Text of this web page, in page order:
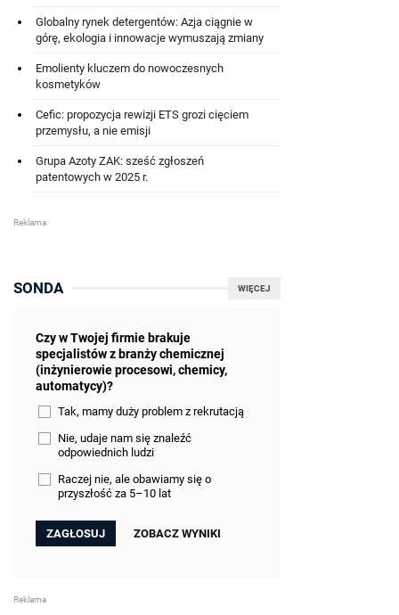
Globalny rynek detergentów: Azja ciągnie w
górę, ekologia i innowacje wymuszają zmiany
Emolienty kluczem do nowoczesnych
kosmetyków
Cefic: propozycja rewizji ETS grozi cięciem
przemysłu, a nie emisji
Grupa Azoty ZAK: sześć zgłoszeń
patentowych w 2025 r.
WIĘCEJ
SONDA
Czy w Twojej firmie brakuje
specjalistów z branży chemicznej
(inżynierowie procesowi, chemicy,
automatycy)?
Tak, mamy duży problem z rekrutacją
Nie, udaje nam się znaleźć
odpowiednich ludzi
Raczej nie, ale obawiamy się o
przyszłość za 5–10 lat
ZOBACZ WYNIKI